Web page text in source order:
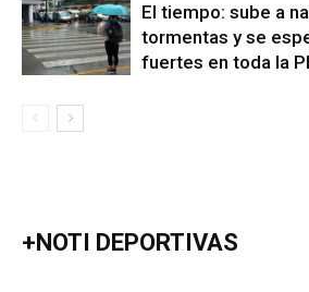
El tiempo: sube a
tormentas y se
fuertes en toda la
+NOTI DEPORTIVAS